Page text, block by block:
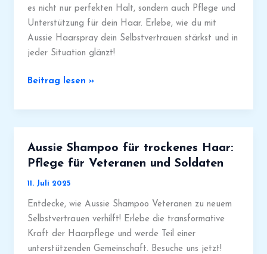
es nicht nur perfekten Halt, sondern auch Pflege und
Unterstützung für dein Haar. Erlebe, wie du mit
Aussie Haarspray dein Selbstvertrauen stärkst und in
jeder Situation glänzt!
Aussie
Starker
Halt
für
Veteranen
Soldaten
Beitrag lesen »
Aussie Shampoo für trockenes Haar:
Pflege für Veteranen und Soldaten
11. Juli 2025
Entdecke, wie Aussie Shampoo Veteranen zu neuem
Selbstvertrauen verhilft! Erlebe die transformative
Kraft der Haarpflege und werde Teil einer
unterstützenden Gemeinschaft. Besuche uns jetzt!